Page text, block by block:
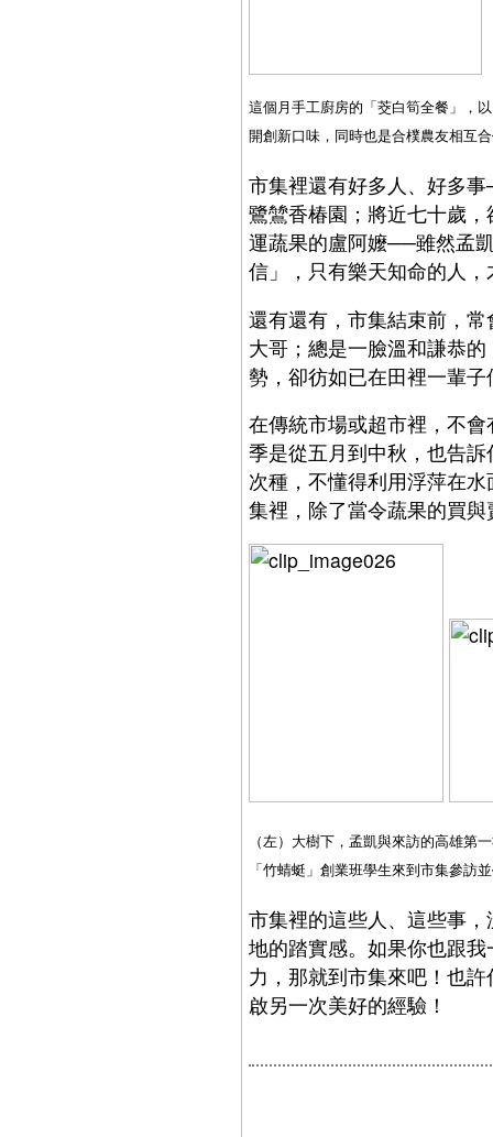
這個月手工廚房的「茭白筍全餐」，
開創新口味，同時也是合樸農友相互
市集裡還有好多人、好多
鷺鷥香椿園；將近七十歲
運蔬果的盧阿嬤──雖然孟
信」，只有樂天知命的人
還有還有，市集結束前，
大哥；總是一臉溫和謙恭
勢，卻彷如已在田裡一輩
在傳統市場或超市裡，不
季是從五月到中秋，也告
次種，不懂得利用浮萍在
集裡，除了當令蔬果的買
（左）大樹下，孟凱與來訪的高雄第
「竹蜻蜓」創業班學生來到市集參訪
市集裡的這些人、這些事
地的踏實感。如果你也跟
力，那就到市集來吧！也
啟另一次美好的經驗！